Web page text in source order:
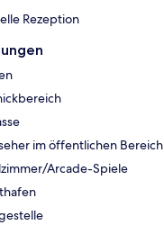
Rezeption
im öffentlichen Bereich
Arcade-Spiele